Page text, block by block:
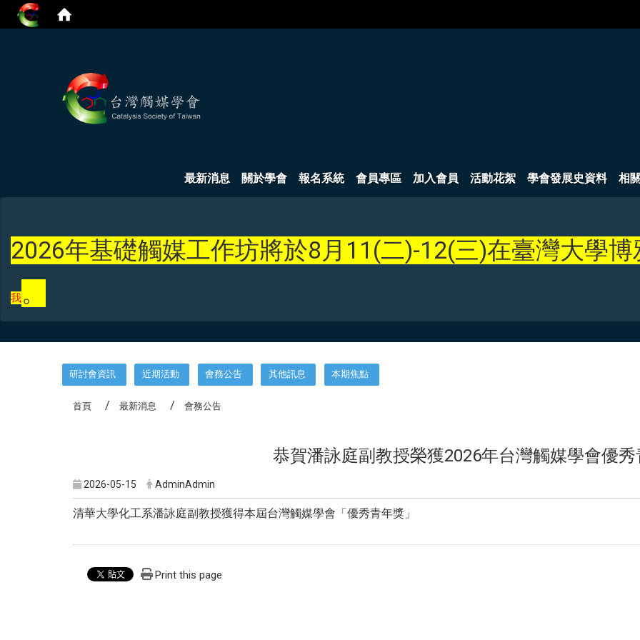
最新消息 關於學會 報名系統 會員專區 加入會員 活動花絮 學會發展史資料 相
2026年基礎觸媒工作坊將於8月11(二)-12(三)在臺灣大學
我。
研討會資訊 近期活動 會務公告 其他訊息 本期焦點
首頁 最新消息 會務公告
恭賀潘詠庭副教授榮獲2026年台灣觸媒學會優
2026-05-15 AdminAdmin
清華大學化工系潘詠庭副教授獲得本屆台灣觸媒學會「優秀青年獎」
Print this page